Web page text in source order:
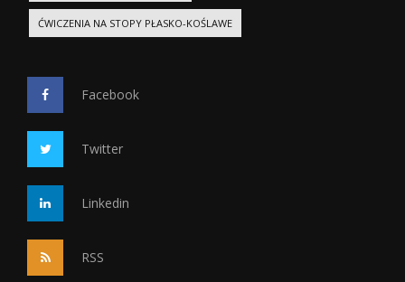
ĆWICZENIA NA STOPY PŁASKO-KOŚLAWE
Facebook
Twitter
Linkedin
RSS